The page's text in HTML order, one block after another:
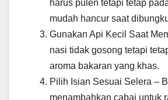
harus pulen tetapi tetap
mudah hancur saat
Gunakan Api Kecil Saat
nasi tidak gosong tetapi
aroma bakaran yang khas.
Pilih Isian Sesuai Selera –
menambahkan cabai untuk